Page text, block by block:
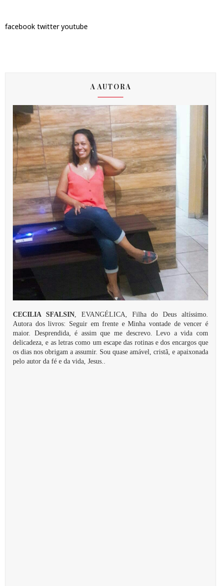
facebook twitter youtube
A AUTORA
CECILIA SFALSIN, EVANGÉLICA, Filha do Deus altíssimo.
Autora dos livros: Seguir em frente e Minha vontade de vencer é
maior. Desprendida, é assim que me descrevo. Levo a vida com
delicadeza, e as letras como um escape das rotinas e dos encargos que
os dias nos obrigam a assumir. Sou quase amável, cristã, e apaixonada
pelo autor da fé e da vida, Jesus..